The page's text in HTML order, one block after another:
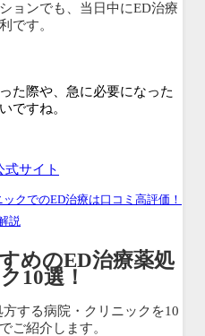
ョンでも、当日中にED治療
です。
た際や、急に必要になった
ですね。
サイト
クでのED治療は口コミ高評価！
説
めのED治療薬処
10選！
する病院・クリニックを10
ご紹介します。